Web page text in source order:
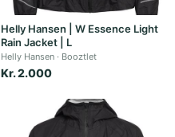
Helly Hansen | W Essence Light
Rain Jacket | L
Helly Hansen Booztlet
Kr. 2.000